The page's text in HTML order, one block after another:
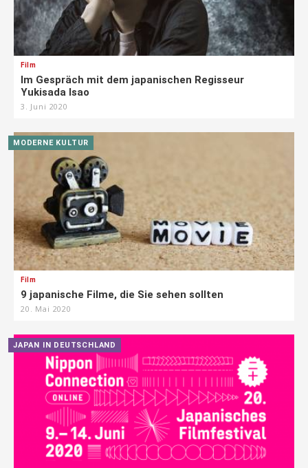
Film
Im Gespräch mit dem japanischen Regisseur
Yukisada Isao
3. Juni 2020
MODERNE KULTUR
Film
9 japanische Filme, die Sie sehen sollten
20. Mai 2020
JAPAN IN DEUTSCHLAND